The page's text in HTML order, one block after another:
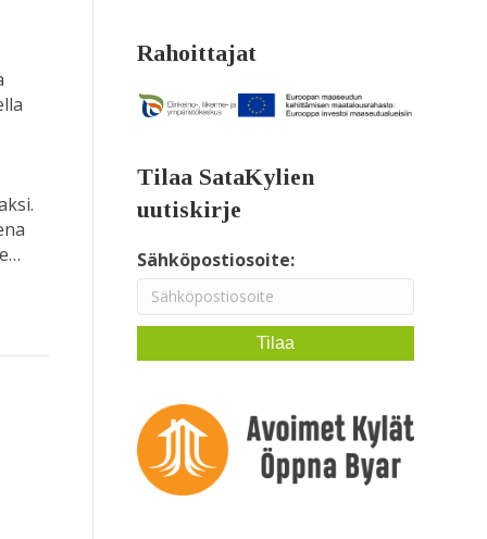
Rahoittajat
Tilaa SataKylien
uutiskirje
Sähköpostiosoite: